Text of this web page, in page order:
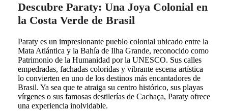
Descubre Paraty: Una Joya Colonial en
la Costa Verde de Brasil
Paraty es un impresionante pueblo colonial ubicado entre la
Mata Atlántica y la Bahía de Ilha Grande, reconocido como
Patrimonio de la Humanidad por la UNESCO. Sus calles
empedradas, fachadas coloridas y vibrante escena artística
lo convierten en uno de los destinos más encantadores de
Brasil. Ya sea que te atraiga su centro histórico, sus playas
vírgenes o sus famosas destilerías de Cachaça, Paraty ofrece
una experiencia inolvidable.